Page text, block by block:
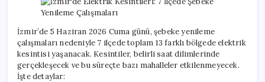
Şebeke
Çalışmaları
için
İzmir’de 5 Haziran 2026 Cuma günü, şebeke yenileme
çalışmaları nedeniyle 7 ilçede toplam 13 farklı bölgede elektrik
kesintisi yaşanacak. Kesintiler, belirli saat dilimlerinde
gerçekleşecek ve bu süreçte bazı mahalleler etkilenmeyecek.
İşte detaylar: